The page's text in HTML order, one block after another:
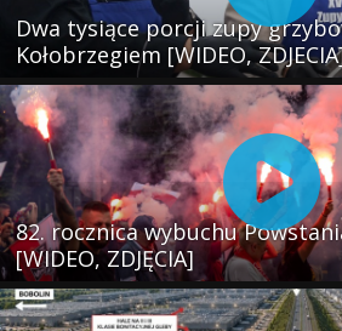
Dwa tysiące porcji zupy
Kołobrzegiem [WIDEO,
82. rocznica wybuchu
[WIDEO, ZDJĘCIA]